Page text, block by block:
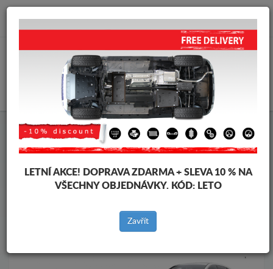
info@krytpodmotor.com
Kryt pod motor Mercedes
Kryt pod motor Mercedes B-Classe
Značky
Značky vozidel
Zpět na produkty
LETNÍ AKCE! DOPRAVA ZDARMA + SLEVA 10 % NA
VŠECHNY OBJEDNÁVKY. KÓD: LETO
Zavřít